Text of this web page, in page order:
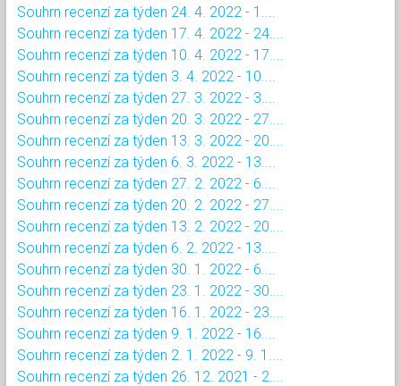
Souhrn recenzí za týden 24. 4. 2022 - 1....
Souhrn recenzí za týden 17. 4. 2022 - 24....
Souhrn recenzí za týden 10. 4. 2022 - 17....
Souhrn recenzí za týden 3. 4. 2022 - 10....
Souhrn recenzí za týden 27. 3. 2022 - 3....
Souhrn recenzí za týden 20. 3. 2022 - 27....
Souhrn recenzí za týden 13. 3. 2022 - 20....
Souhrn recenzí za týden 6. 3. 2022 - 13....
Souhrn recenzí za týden 27. 2. 2022 - 6....
Souhrn recenzí za týden 20. 2. 2022 - 27....
Souhrn recenzí za týden 13. 2. 2022 - 20....
Souhrn recenzí za týden 6. 2. 2022 - 13....
Souhrn recenzí za týden 30. 1. 2022 - 6....
Souhrn recenzí za týden 23. 1. 2022 - 30....
Souhrn recenzí za týden 16. 1. 2022 - 23....
Souhrn recenzí za týden 9. 1. 2022 - 16....
Souhrn recenzí za týden 2. 1. 2022 - 9. 1....
Souhrn recenzí za týden 26. 12. 2021 - 2....